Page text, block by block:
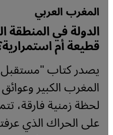
المغرب العربي
الدولة في المنطقة
قطيعة أم
يصدر كتاب "مستقبل
المغرب الكبير
لحظة زمنية
على الحراك الذي